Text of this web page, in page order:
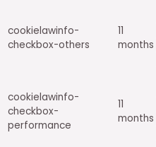
cookielawinfo-
checkbox-others
11
months
cookielawinfo-
checkbox-
performance
11
months